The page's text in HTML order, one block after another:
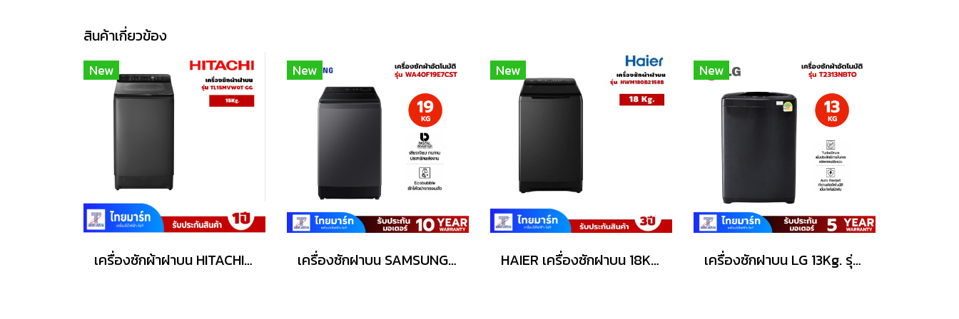
สินค้าเกี่ยวข้อง
New
เครื่องซักผ้าฝาบน HITACHI รุ่น LTL 15MVW0T GG 15 กก.
New
เครื่องซักฝาบน SAMSUNG 19Kg. รุ่น WA40F19E7CST
New
HAIER เครื่องซักฝาบน 18Kg.รุ่นHWM180B2158B
New
เครื่องซักฝาบน LG 13Kg. รุ่น T2313NBTO